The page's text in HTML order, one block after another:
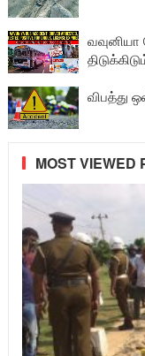
விபத்து
MOST VIEWED